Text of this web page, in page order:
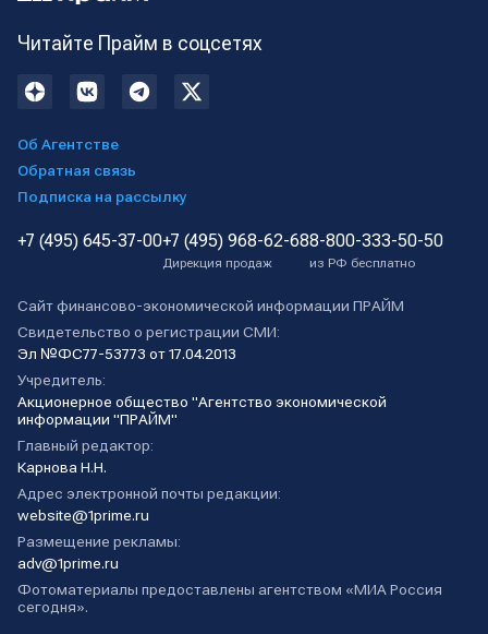
Читайте Прайм в соцсетях
Об Агентстве
Обратная связь
Подписка на рассылку
+7 (495) 645-37-00+7 (495) 968-62-68
Дирекция продаж
8-800-333-50-50
из РФ бесплатно
Сайт финансово-экономической информации ПРАЙМ
Свидетельство о регистрации СМИ:
Эл №ФС77-53773 от 17.04.2013
Учредитель:
Акционерное общество "Агентство экономической
информации "ПРАЙМ"
Главный редактор:
Карнова Н.Н.
Адрес электронной почты редакции:
website@1prime.ru
Размещение рекламы:
adv@1prime.ru
Фотоматериалы предоставлены агентством «МИА Россия
сегодня».